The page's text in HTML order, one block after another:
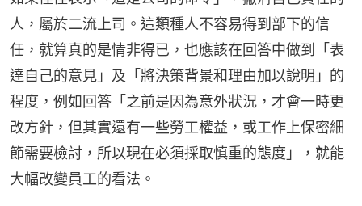
人，屬於二流上司。這類種人不容易得到部下的信
任，就算真的是情非得已，也應該在回答中做到「表
達自己的意見」及「將決策背景和理由加以說明」的
程度，例如回答「之前是因為意外狀況，才會一時更
改方針，但其實還有一些勞工權益，或工作上保密細
節需要檢討，所以現在必須採取慎重的態度」，就能
大幅改變員工的看法。